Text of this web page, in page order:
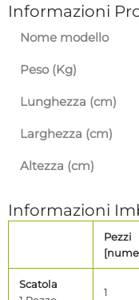
Informazioni
Nome modello
Peso (Kg)
Lunghezza (cm)
Larghezza (cm)
Altezza (cm)
Informazioni
Pezzi
Scatola
1